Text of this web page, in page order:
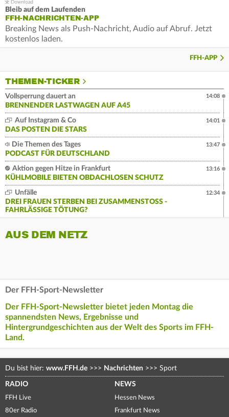
Bleib auf dem Laufenden
FFH-NACHRICHTEN-APP
Breaking News als Push-Nachricht, Audio auf Abruf. Jetzt
kostenlos laden.
FFH-APP
THEMEN-TICKER
Vollsperrung dauert an
BRENNENDER LASTWAGEN AUF A45
14:08
Auf Instagram & Co
DAS POSTEN DIE STARS
14:01
Die Themen des Tages
PODCAST FÜR DEUTSCHLAND
13:47
Aktion gegen Hitze in Frankfurt
KÜHLMOBILE BIETEN OBDACHLOSEN SCHUTZ
13:16
Unfälle
DREI FRAUEN STERBEN BEI ZUSAMMENSTOSS - F
AHRLÄSSIGE TÖTUNG?
12:34
AUS DEM NETZ
Der FFH-Sport-Newsletter
Der FFH-Sport-Newsletter bietet jeden Montag die
spannendsten News, Ergebnisse und
Hintergrundgeschichten aus der Welt des Sports im FFH-
Land.
Du bist hier: www.FFH.de >>> Nachrichten >>> Sport
RADIO
FFH Live
80er Radio
NEWS
Hessen News
Frankfurt News